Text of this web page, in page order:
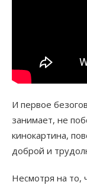
И первое
занимает, не
кинокартина,
доброй и
Несмотря на то,